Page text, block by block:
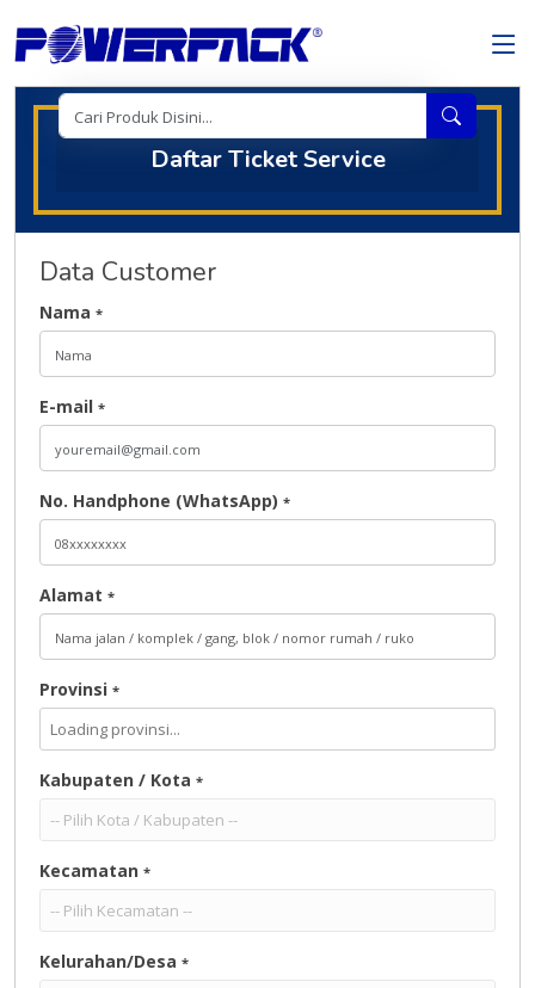
Daftar Ticket Service
Data Customer
Nama *
E-mail *
No. Handphone (WhatsApp) *
Alamat *
Provinsi *
Kabupaten / Kota *
Kecamatan *
Kelurahan/Desa *